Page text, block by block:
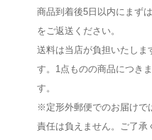
商品到着後5日以内にまず
をご返送ください。
送料は当店が負担いたしま
す。1点ものの商品につき
す。
※定形外郵便でのお届けで
責任は負えません。ご了承